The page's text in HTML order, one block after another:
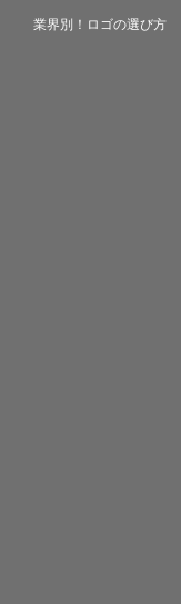
業界別！ロゴの選び方